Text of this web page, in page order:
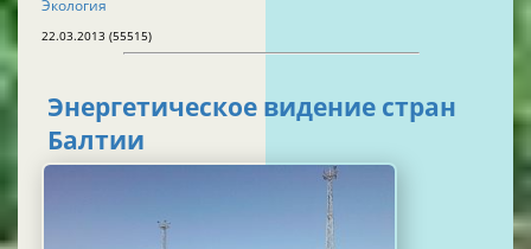
Экология
22.03.2013 (55515)
Энергетическое видение стран
Балтии